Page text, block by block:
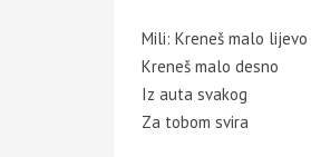
Mili: Kreneš malo lijevo
Kreneš malo desno
Iz auta svakog
Za tobom svira